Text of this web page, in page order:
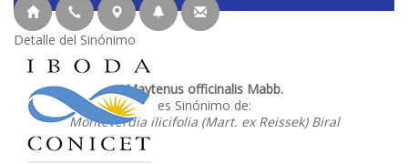
Detalle del Sinónimo
Maytenus officinalis Mabb.
es Sinónimo de:
Monteverdia ilicifolia (Mart. ex Reissek) Biral